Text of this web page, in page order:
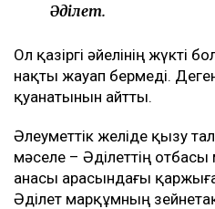
Әділет.
Ол қазіргі әйелінің жүкті
нақты жауап бермеді.
қуанатынын айтты.
Әлеуметтік желіде қызу
мәселе – Әділеттің
анасы арасындағы
Әділет марқұмның